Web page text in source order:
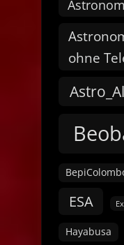
ohne
ESA
Hayabusa